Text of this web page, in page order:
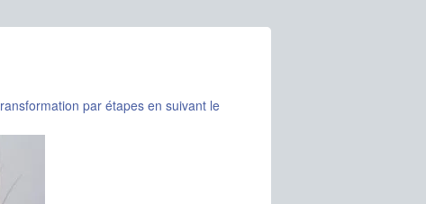
par étapes en suivant le